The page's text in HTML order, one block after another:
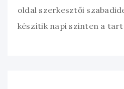
oldal szerkesztői
készítik napi szinten a